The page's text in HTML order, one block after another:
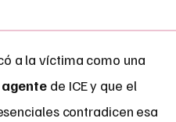
a la víctima como una
de ICE y que el
contradicen esa